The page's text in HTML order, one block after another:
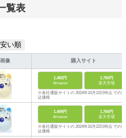
覧表
い順
画像 購入サイト
1,482円
Amazon
1,760円
楽天市場
※各社通販サイトの 2024年10月22日時点 での税
込価格
1,409円
Amazon
1,760円
楽天市場
※各社通販サイトの 2024年10月22日時点 での税
込価格